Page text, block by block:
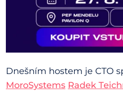
Dnešním hostem je CTO
MoroSystems Radek